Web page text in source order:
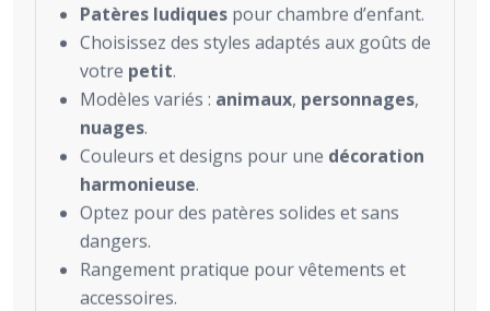
Patères ludiques pour chambre d’enfant.
Choisissez des styles adaptés aux goûts de
votre petit.
Modèles variés : animaux, personnages,
nuages.
Couleurs et designs pour une décoration
harmonieuse.
Optez pour des patères solides et sans
dangers.
Rangement pratique pour vêtements et
accessoires.